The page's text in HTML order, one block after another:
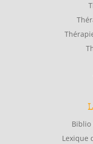
Lexique